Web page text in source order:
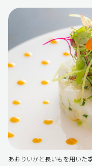
あおりいかと長いもを用いた